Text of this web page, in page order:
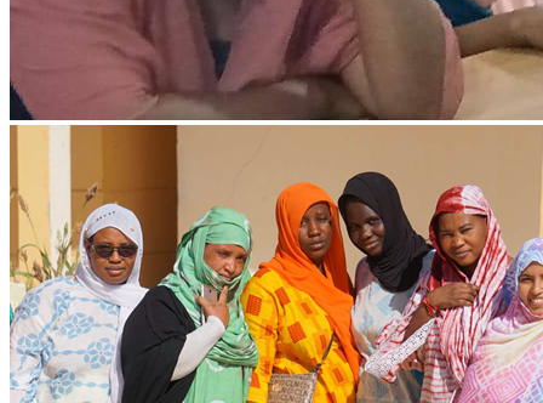
Ressources & Publications
Téléchargez nos dernières